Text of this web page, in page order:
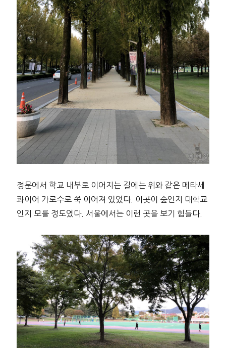
정문에서 학교 내부로 이어지는 길에는 위와 같은 메타세
콰이어 가로수로 쭉 이어져 있었다. 이곳이 숲인지 대학교
인지 모를 정도였다. 서울에서는 이런 곳을 보기 힘들다.